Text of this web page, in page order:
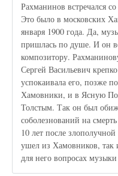
Рахманинов встречался
Это было в московских
января 1900 года. Да,
пришлась по душе. И он
композитору.
Сергей Васильевич
успокаивала его, позже
Хамовники, и в Ясную
Толстым. Так он был
соболезнований на
10 лет после
ушел из Хамовников, так
для него вопросах